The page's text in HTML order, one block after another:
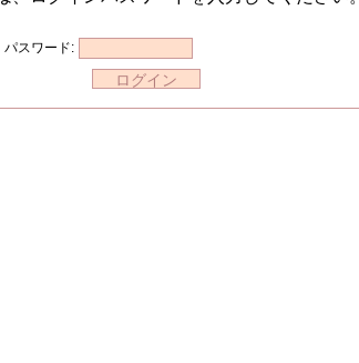
パスワード: